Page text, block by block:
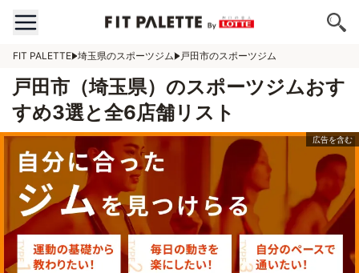
FIT PALETTE 埼玉県のスポーツジム 戸田市のスポーツジム
戸田市（埼玉県）のスポーツジムおす
すめ3選と全6店舗リスト